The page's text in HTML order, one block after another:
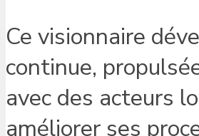
Ce visionnaire
continue,
avec des acteurs
améliorer ses